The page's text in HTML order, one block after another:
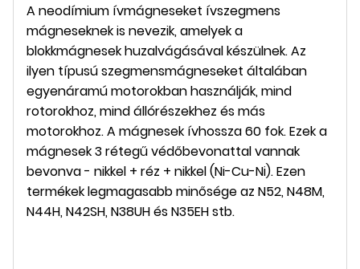
A neodímium ívmágneseket ívszegmens
mágneseknek is nevezik, amelyek a
blokkmágnesek huzalvágásával készülnek. Az
ilyen típusú szegmensmágneseket általában
egyenáramú motorokban használják, mind
rotorokhoz, mind állórészekhez és más
motorokhoz. A mágnesek ívhossza 60 fok. Ezek a
mágnesek 3 rétegű védőbevonattal vannak
bevonva - nikkel + réz + nikkel (Ni-Cu-Ni). Ezen
termékek legmagasabb minősége az N52, N48M,
N44H, N42SH, N38UH és N35EH stb.